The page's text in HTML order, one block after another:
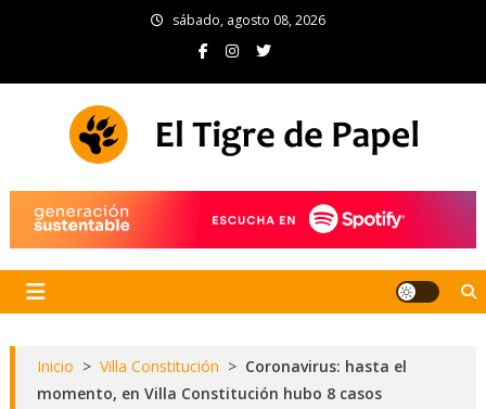
sábado, agosto 08, 2026
Inicio > Villa Constitución > Coronavirus: hasta el
momento, en Villa Constitución hubo 8 casos